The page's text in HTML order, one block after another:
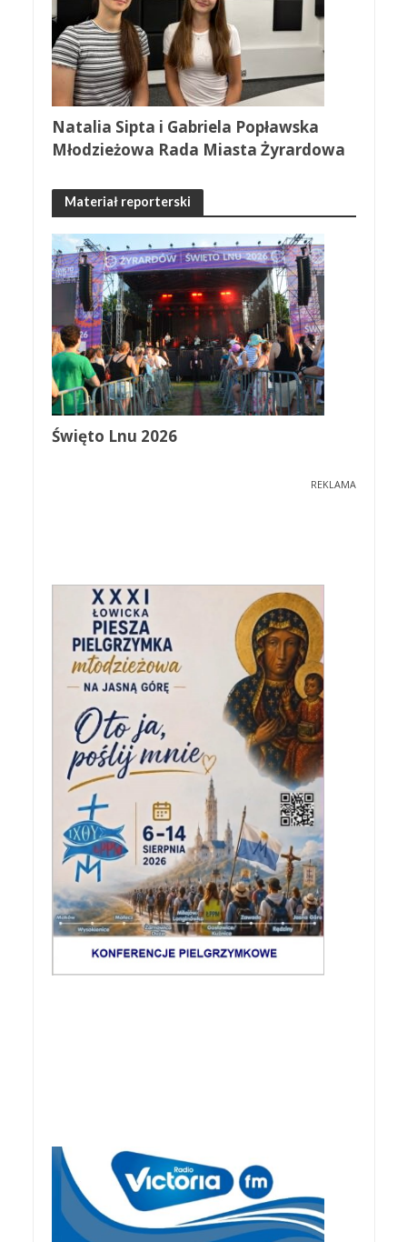
Natalia Sipta i Gabriela Popławska
Młodzieżowa Rada Miasta Żyrardowa
Materiał reporterski
Święto Lnu 2026
REKLAMA